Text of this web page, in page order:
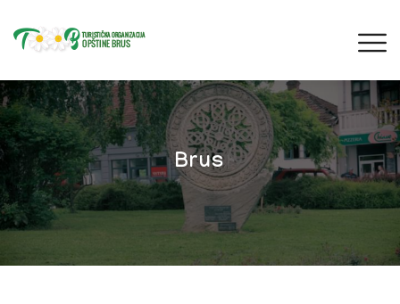
Brus